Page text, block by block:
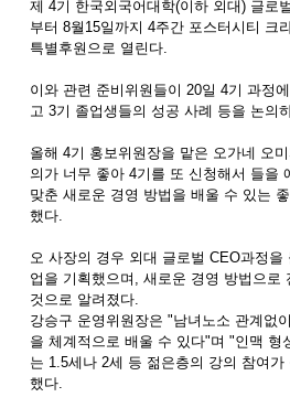
제 4기 한국외국어대학(이하 외대) 글로
부터 8월15일까지 4주간 포스터시티 크
특별후원으로 열린다.
이와 관련 준비위원들이 20일 4기 과정
고 3기 졸업생들의 성공 사례 등을 논의
올해 4기 홍보위원장을 맡은 오가네 오
의가 너무 좋아 4기를 또 신청해서 들을
맞춘 새로운 경영 방법을 배울 수 있는
했다.
오 사장의 경우 외대 글로벌 CEO과정
업을 기획했으며, 새로운 경영 방법으로
것으로 알려졌다.
강승구 운영위원장은 "남녀노소 관계없
을 체계적으로 배울 수 있다"며 "인맥 형
는 1.5세나 2세 등 젊은층의 강의 참여
했다.